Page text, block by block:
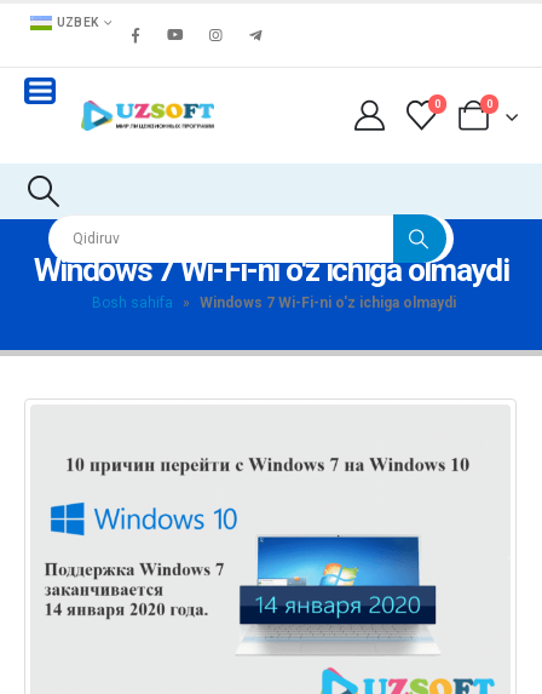
UZBEK
0 0
Windows 7 Wi-Fi-ni o'z ichiga olmaydi
Bosh sahifa » Windows 7 Wi-Fi-ni o'z ichiga olmaydi